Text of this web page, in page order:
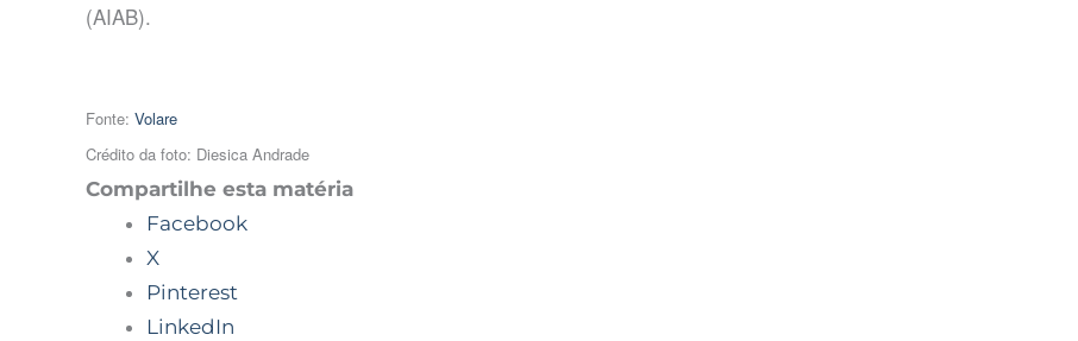
(AIAB).
Fonte: Volare
Crédito da foto: Diesica Andrade
Compartilhe esta matéria
Facebook
X
Pinterest
LinkedIn